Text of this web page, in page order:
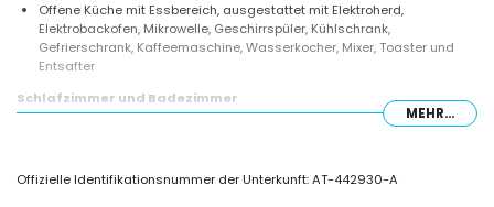
Offene Küche mit Essbereich, ausgestattet mit Elektroherd,
Elektrobackofen, Mikrowelle, Geschirrspüler, Kühlschrank,
Gefrierschrank, Kaffeemaschine, Wasserkocher, Mixer, Toaster und
Entsafter
Schlafzimmer und Badezimmer
Außenbereich der Villa
MEHR...
Offizielle Identifikationsnummer der Unterkunft: AT-442930-A